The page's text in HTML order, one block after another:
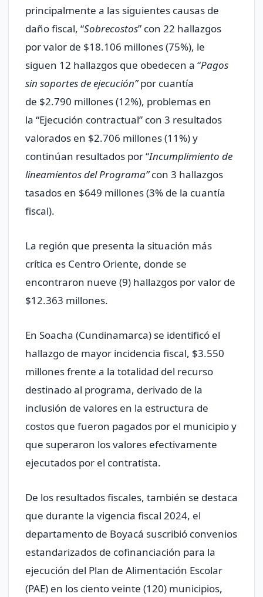
principalmente a las siguientes causas de
daño fiscal, “Sobrecostos” con 22 hallazgos
por valor de $18.106 millones (75%), le
siguen 12 hallazgos que obedecen a “Pagos
sin soportes de ejecución”por cuantía
de $2.790 millones (12%), problemas en
la “Ejecución contractual” con 3 resultados
valorados en $2.706 millones (11%) y
continúan resultados por “Incumplimiento de
lineamientos del Programa”con 3 hallazgos
tasados en $649 millones (3% de la cuantía
fiscal).
La región que presenta la situación más
crítica es Centro Oriente, donde se
encontraron nueve (9) hallazgos por valor de
$12.363 millones.
En Soacha (Cundinamarca) se identificó el
hallazgo de mayor incidencia fiscal, $3.550
millones frente a la totalidad del recurso
destinado al programa, derivado de la
inclusión de valores en la estructura de
costos que fueron pagados por el municipio y
que superaron los valores efectivamente
ejecutados por el contratista.
De los resultados fiscales, también se destaca
que durante la vigencia fiscal 2024, el
departamento de Boyacá suscribió convenios
estandarizados de cofinanciación para la
ejecución del Plan de Alimentación Escolar
(PAE) en los ciento veinte (120) municipios,